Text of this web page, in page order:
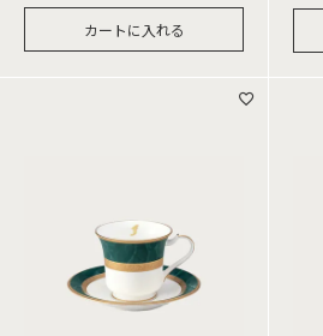
カートに入れる